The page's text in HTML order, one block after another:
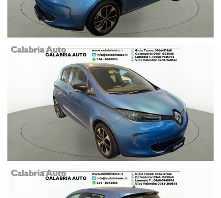
VIALE LUCREZIA DELLA VALLE
TEL 0961 1893065
VIBO VALENTIA (VV)
TEL 0963 260576
LAMEZIA TERME (CZ)
VIA DEL PROGRESSO N. 256